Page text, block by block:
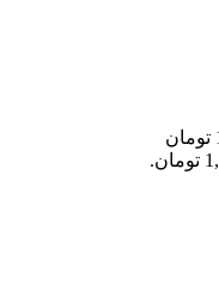
قیمت اصلی: 1,520,000 تومان